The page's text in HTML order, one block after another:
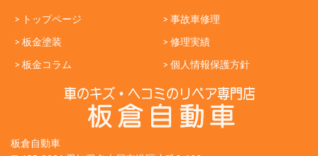
> トップページ
> 事故車修理
> 板金塗装
> 修理実績
> 板金コラム
> 個人情報保護方針
板倉自動車